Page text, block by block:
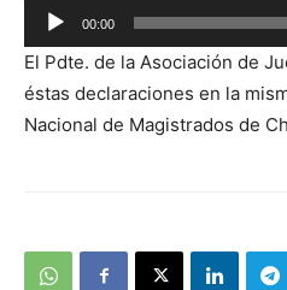
Reproductor
de
audio
00:00
El Pdte. de la Asociación de
éstas declaraciones en la
Nacional de Magistrados de